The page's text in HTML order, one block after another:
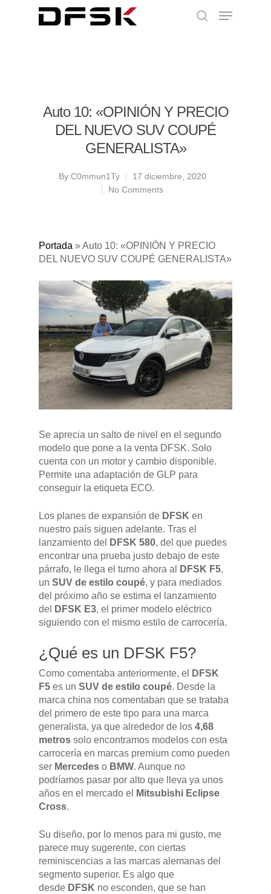
Pulse Enter para buscar o ESC para cerrar
Auto 10: «OPINIÓN Y PRECIO
DEL NUEVO SUV COUPÉ
GENERALISTA»
By C0mmun1Ty
17 diciembre, 2020
No Comments
Portada »Auto 10: «OPINIÓN Y PRECIO
DEL NUEVO SUV COUPÉ GENERALISTA»
Se aprecia un salto de nivel en el segundo
modelo que pone a la venta DFSK. Solo
cuenta con un motor y cambio disponible.
Permite una adaptación de GLP para
conseguir la etiqueta ECO.
Los planes de expansión de DFSK en
nuestro país siguen adelante. Tras el
lanzamiento del
DFSK 580, del que puedes
encontrar una prueba justo debajo de este
párrafo, le llega el turno ahora al
DFSK F5,
un SUV de estilo coupé, y para mediados
del próximo año se estima el lanzamiento
del
DFSK E3, el primer modelo eléctrico
siguiendo con el mismo estilo de carrocería.
¿Qué es un DFSK F5?
Como comentaba anteriormente, el
DFSK
F5 es un SUV de estilo coupé. Desde la
marca china nos comentaban que se trataba
del primero de este tipo para una marca
generalista, ya que alrededor de los 4,68
metros solo encontramos modelos con esta
carrocería en marcas premium como pueden
ser Mercedes o BMW. Aunque no
podríamos pasar por alto que lleva ya unos
años en el mercado el
Mitsubishi Eclipse
Cross.
Su diseño, por lo menos para mi gusto, me
parece muy sugerente, con ciertas
reminiscencias a las marcas alemanas del
segmento superior. Es algo que
desde DFSK no esconden, que se han